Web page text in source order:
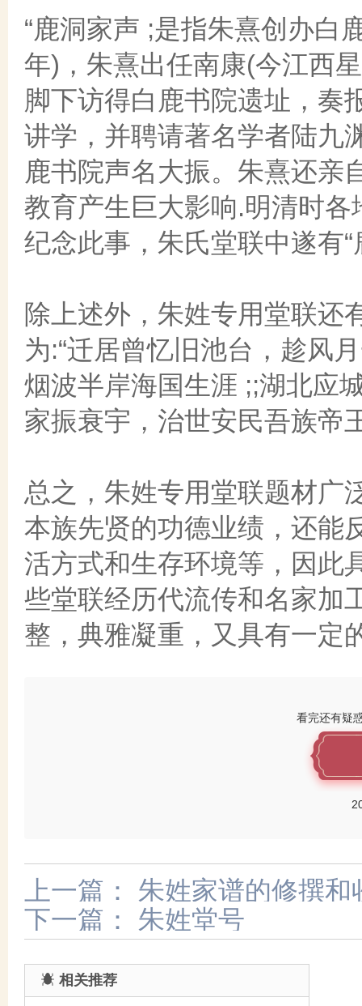
“鹿洞家声 ;是指朱熹创办白
年)，朱熹出任南康(今江西
脚下访得白鹿书院遗址，奏
讲学，并聘请著名学者陆九
鹿书院声名大振。朱熹还亲
教育产生巨大影响.明清时
纪念此事，朱氏堂联中遂有
除上述外，朱姓专用堂联还
为:“迁居曾忆旧池台，趁风
烟波半岸海国生涯 ;;湖北应
家振衰宇，治世安民吾族帝
总之，朱姓专用堂联题材广
本族先贤的功德业绩，还能
活方式和生存环境等，因此
些堂联经历代流传和名家加
整，典雅凝重，又具有一定
看完还有疑
上一篇：
朱姓家谱的修撰和
下一篇：
朱姓堂号
相关推荐